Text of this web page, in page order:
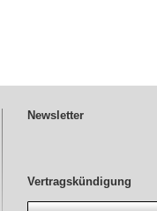
Newsletter
Vertragskündigung